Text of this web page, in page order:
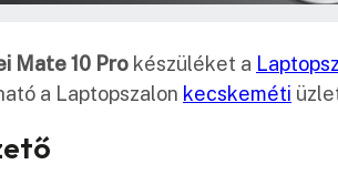
Mate 10 Pro készüléket a
a Laptopszalon kecskeméti